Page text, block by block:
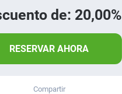
de: 20,00%
RESERVAR AHORA
Compartir